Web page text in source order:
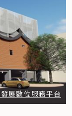
展數位服務平台